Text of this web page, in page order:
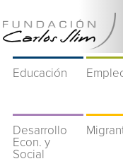
Educación
Desarrollo
Econ. y
Social